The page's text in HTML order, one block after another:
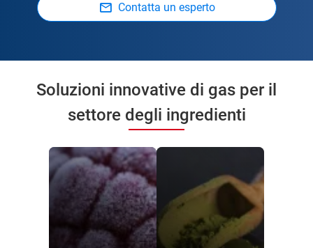
Contatta un esperto
Soluzioni innovative di gas per il
settore degli ingredienti